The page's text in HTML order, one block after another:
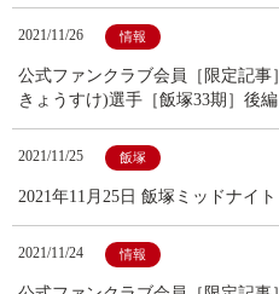
2021/11/26 情報
公式ファンクラブ会員［限定記事
きょうすけ)選手［飯塚33期］後編
2021/11/25 飯塚
2021年11月25日 飯塚ミッドナイ
2021/11/24 情報